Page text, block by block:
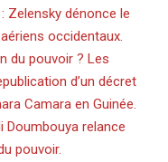
Zelensky dénonce le
occidentaux.
du pouvoir ? Les
d’un décret
Camara en Guinée.
Doumbouya relance
pouvoir.